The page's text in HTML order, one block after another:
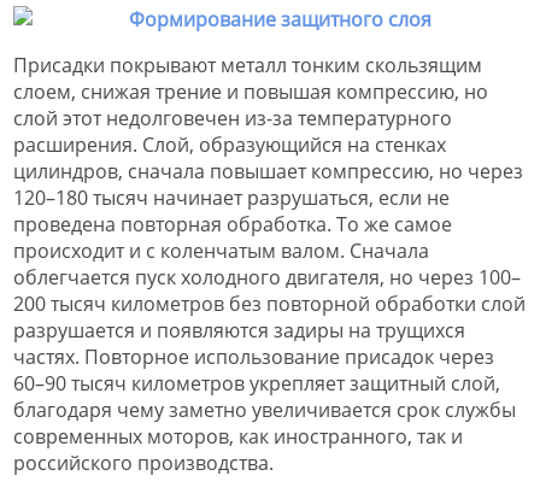
Присадки покрывают металл тонким скользящим
слоем, снижая трение и повышая компрессию, но
слой этот недолговечен из-за температурного
расширения. Слой, образующийся на стенках
цилиндров, сначала повышает компрессию, но через
120–180 тысяч начинает разрушаться, если не
проведена повторная обработка. То же самое
происходит и с коленчатым валом. Сначала
облегчается пуск холодного двигателя, но через 100–
200 тысяч километров без повторной обработки слой
разрушается и появляются задиры на трущихся
частях. Повторное использование присадок через
60–90 тысяч километров укрепляет защитный слой,
благодаря чему заметно увеличивается срок службы
современных моторов, как иностранного, так и
российского производства.